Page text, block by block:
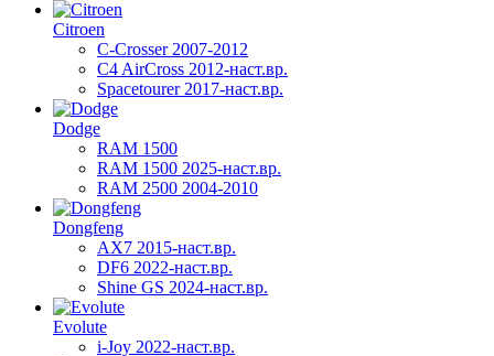
Citroen
C-Crosser 2007-2012
C4 AirCross 2012-наст.вр.
Spacetourer 2017-наст.вр.
Dodge
RAM 1500
RAM 1500 2025-наст.вр.
RAM 2500 2004-2010
Dongfeng
AX7 2015-наст.вр.
DF6 2022-наст.вр.
Shine GS 2024-наст.вр.
Evolute
i-Joy 2022-наст.вр.